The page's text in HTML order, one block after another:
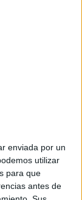
enviada por un
utilizar
para que
antes de